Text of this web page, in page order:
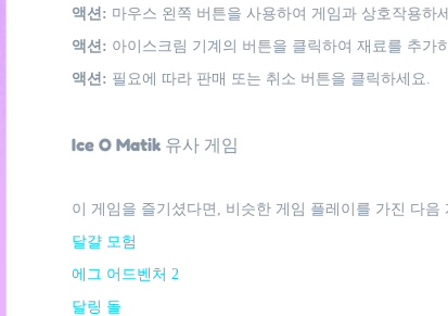
액션: 마우스 왼쪽 버튼을 사용하여 게임과 상호작용하
액션: 아이스크림 기계의 버튼을 클릭하여 재료를 추가
액션: 필요에 따라 판매 또는 취소 버튼을 클릭하세요.
Ice O Matik 유사 게임
이 게임을 즐기셨다면, 비슷한 게임 플레이를 가진 다음
달걀 모험
에그 어드벤처 2
달링 돌